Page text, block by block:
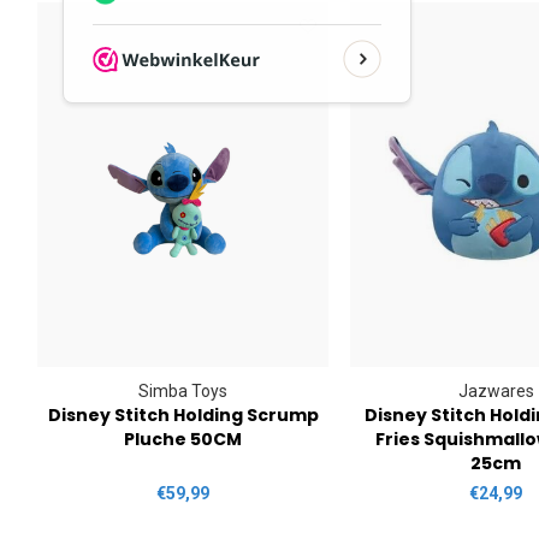
Simba Toys
Disney Stitch Holding Scrump
Pluche 50CM
€59,99
Jazwares
Disney Stitch
Fries
25cm
€24,99